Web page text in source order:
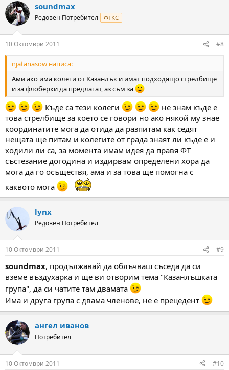
soundmax
Редовен Потребител ФТКС
10 Октомври 2011 #8
njatanasow написа:
Ами ако има колеги от Казанлък и имат подходящо стрелбище
и за флоберки да предлагат, аз съм за
Къде са тези колеги
не знам къде е
това стрелбище за което се говори но ако някой му знае
координатите мога да отида да разпитам как седят
нещата ще питам и колегите от града знаят ли къде е и
ходили ли са, за момента имам идея да правя ФТ
състезание догодина и издирвам определени хора да
мога да го осъществя, ама и за това ще помогна с
каквото мога
lynx
Редовен Потребител
10 Октомври 2011 #9
soundmax, продължавай да облъчваш съседа да си
вземе въздухарка и ще ви отворим тема "Казанлъшката
група", да си чатите там двамата
Има и друга група с двама членове, не е прецедент
ангел иванов
Потребител
10 Октомври 2011 #10